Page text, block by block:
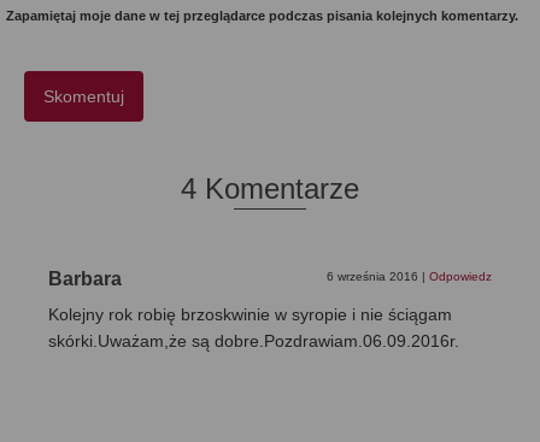
Zapamiętaj moje dane w tej przeglądarce podczas pisania kolejnych komentarzy.
4 Komentarze
Barbara 6 września 2016 | Odpowiedz
Kolejny rok robię brzoskwinie w syropie i nie ściągam
skórki.Uważam,że są dobre.Pozdrawiam.06.09.2016r.